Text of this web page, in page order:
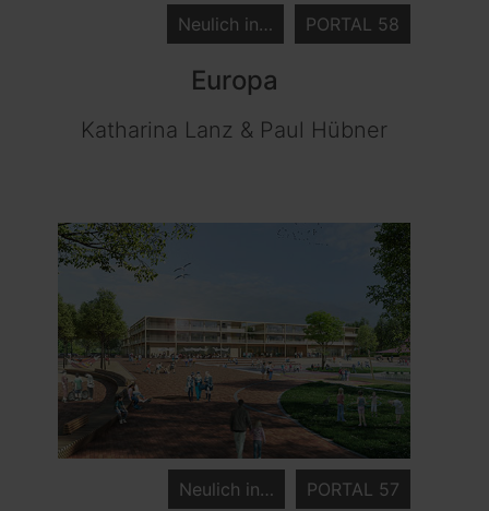
PORTAL 58
Neulich in…
Europa
Katharina Lanz & Paul Hübner
PORTAL 57
Neulich in…